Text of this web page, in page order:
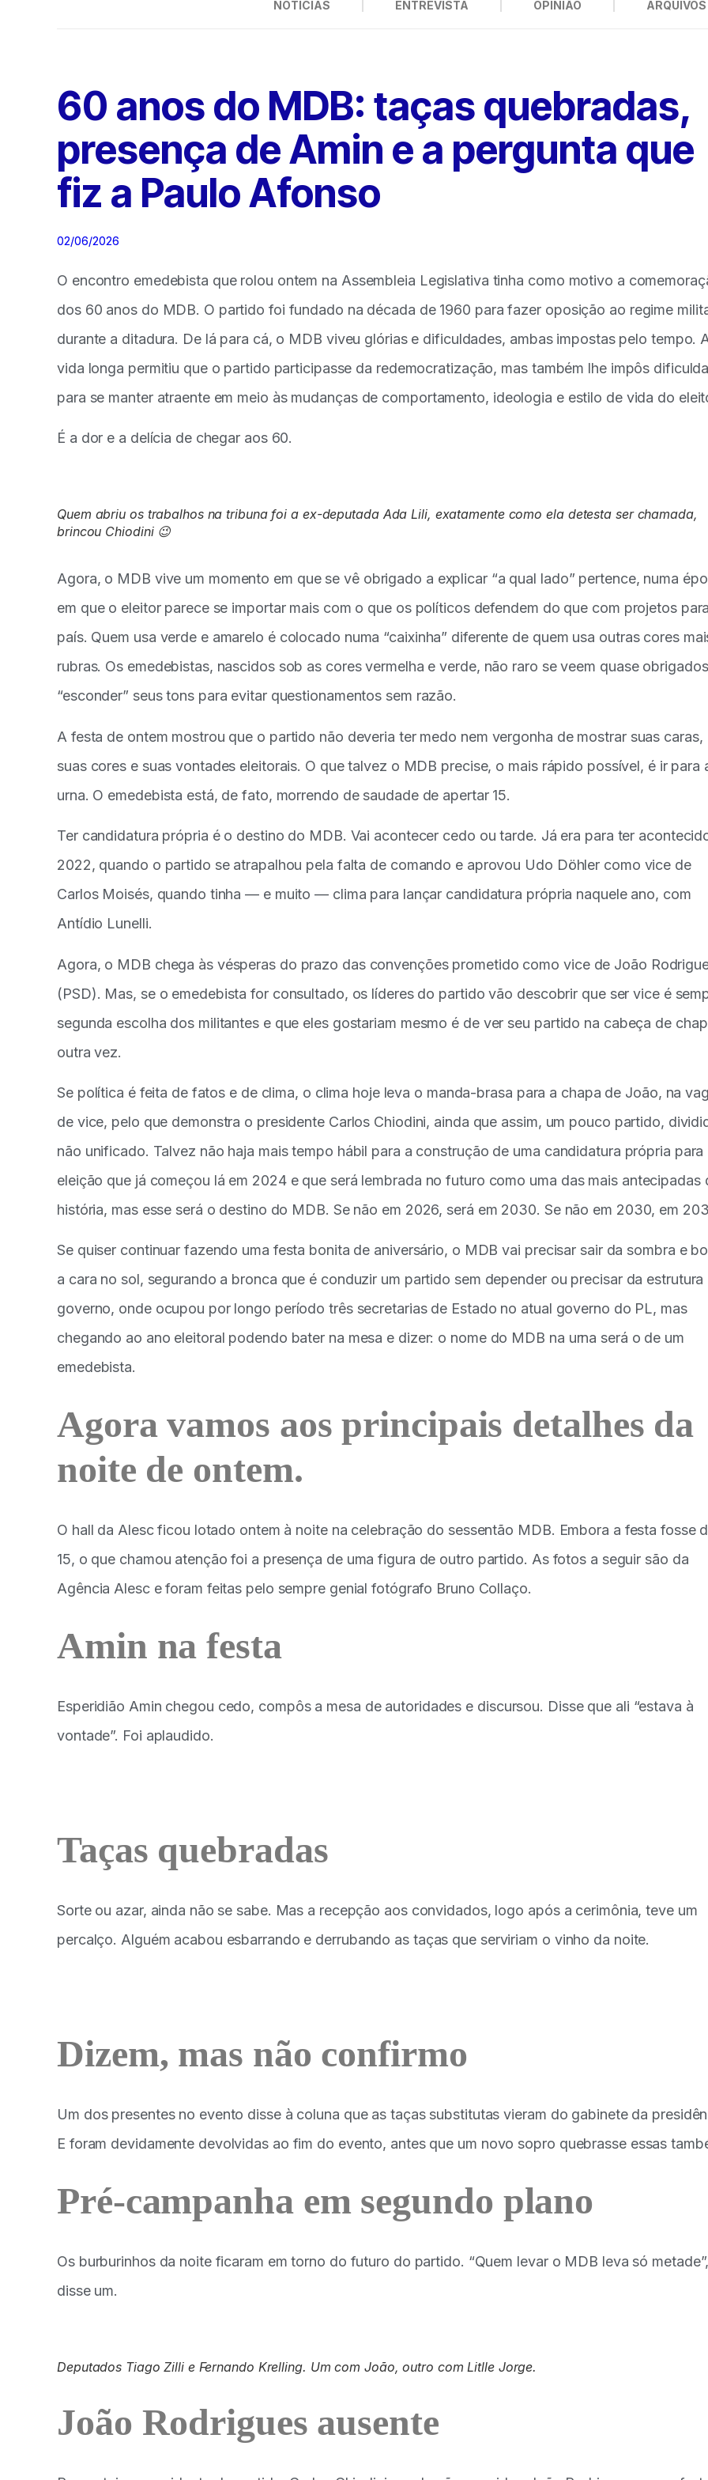
NOTÍCIAS ENTREVISTA OPINIÃO
60 anos do MDB: taças quebradas,
presença de Amin e a pergunta que
fiz a Paulo Afonso
02/06/2026
O encontro emedebista que rolou ontem na Assembleia Legislativa tinha como motivo a
dos 60 anos do MDB. O partido foi fundado na década de 1960 para fazer oposição ao regime
durante a ditadura. De lá para cá, o MDB viveu glórias e dificuldades, ambas impostas pelo tempo.
vida longa permitiu que o partido participasse da redemocratização, mas também lhe impôs
para se manter atraente em meio às mudanças de comportamento, ideologia e estilo de vida do
É a dor e a delícia de chegar aos 60.
Quem abriu os trabalhos na tribuna foi a ex-deputada Ada Lili, exatamente como ela detesta ser chamada,
brincou Chiodini 😉
Agora, o MDB vive um momento em que se vê obrigado a explicar “a qual lado” pertence, numa
em que o eleitor parece se importar mais com o que os políticos defendem do que com projetos
país. Quem usa verde e amarelo é colocado numa “caixinha” diferente de quem usa outras cores
rubras. Os emedebistas, nascidos sob as cores vermelha e verde, não raro se veem quase
“esconder” seus tons para evitar questionamentos sem razão.
A festa de ontem mostrou que o partido não deveria ter medo nem vergonha de mostrar suas caras,
suas cores e suas vontades eleitorais. O que talvez o MDB precise, o mais rápido possível, é ir para
urna. O emedebista está, de fato, morrendo de saudade de apertar 15.
Ter candidatura própria é o destino do MDB. Vai acontecer cedo ou tarde. Já era para ter
2022, quando o partido se atrapalhou pela falta de comando e aprovou Udo Döhler como vice de
Carlos Moisés, quando tinha — e muito — clima para lançar candidatura própria naquele ano, com
Antídio Lunelli.
Agora, o MDB chega às vésperas do prazo das convenções prometido como vice de João
(PSD). Mas, se o emedebista for consultado, os líderes do partido vão descobrir que ser vice é
segunda escolha dos militantes e que eles gostariam mesmo é de ver seu partido na cabeça de
outra vez.
Se política é feita de fatos e de clima, o clima hoje leva o manda-brasa para a chapa de João, na
de vice, pelo que demonstra o presidente Carlos Chiodini, ainda que assim, um pouco partido,
não unificado. Talvez não haja mais tempo hábil para a construção de uma candidatura própria para
eleição que já começou lá em 2024 e que será lembrada no futuro como uma das mais antecipadas
história, mas esse será o destino do MDB. Se não em 2026, será em 2030. Se não em 2030, em
Se quiser continuar fazendo uma festa bonita de aniversário, o MDB vai precisar sair da sombra e
a cara no sol, segurando a bronca que é conduzir um partido sem depender ou precisar da estrutura
governo, onde ocupou por longo período três secretarias de Estado no atual governo do PL, mas
chegando ao ano eleitoral podendo bater na mesa e dizer: o nome do MDB na urna será o de um
emedebista.
Agora vamos aos principais detalhes da
noite de ontem.
O hall da Alesc ficou lotado ontem à noite na celebração do sessentão MDB. Embora a festa fosse
15, o que chamou atenção foi a presença de uma figura de outro partido. As fotos a seguir são da
Agência Alesc e foram feitas pelo sempre genial fotógrafo Bruno Collaço.
Amin na festa
Esperidião Amin chegou cedo, compôs a mesa de autoridades e discursou. Disse que ali “estava à
vontade”. Foi aplaudido.
Taças quebradas
Sorte ou azar, ainda não se sabe. Mas a recepção aos convidados, logo após a cerimônia, teve um
percalço. Alguém acabou esbarrando e derrubando as taças que serviriam o vinho da noite.
Dizem, mas não confirmo
Um dos presentes no evento disse à coluna que as taças substitutas vieram do gabinete da
E foram devidamente devolvidas ao fim do evento, antes que um novo sopro quebrasse essas
Pré-campanha em segundo plano
Os burburinhos da noite ficaram em torno do futuro do partido. “Quem levar o MDB leva só
disse um.
Deputados Tiago Zilli e Fernando Krelling. Um com João, outro com Litlle Jorge.
João Rodrigues ausente